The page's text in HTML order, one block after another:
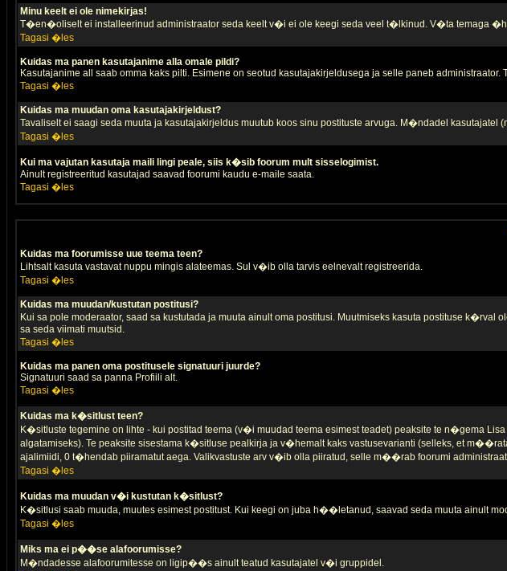
Minu keelt ei ole nimekirjas!
T�en�oliselt ei installeerinud administraator seda keelt v�i ei ole keegi seda veel t�lkinud. V�ta temaga
Tagasi �les
Kuidas ma panen kasutajanime alla omale pildi?
Kasutajanime all saab omma kaks pilti. Esimene on seotud kasutajakirjeldusega ja selle paneb
Tagasi �les
Kuidas ma muudan oma kasutajakirjeldust?
Tavaliselt ei saagi seda muuta ja kasutajakirjeldus muutub koos sinu postituste arvuga. M�ndadel
Tagasi �les
Kui ma vajutan kasutaja maili lingi peale, siis k�sib foorum mult sisselogimist.
Ainult registreeritud kasutajad saavad foorumi kaudu e-maile saata.
Tagasi �les
Kuidas ma foorumisse uue teema teen?
Lihtsalt kasuta vastavat nuppu mingis alateemas. Sul v�ib olla tarvis eelnevalt registreerida.
Tagasi �les
Kuidas ma muudan/kustutan postitusi?
Kui sa pole moderaator, saad sa kustutada ja muuta ainult oma postitusi. Muutmiseks kasuta postituse
sa seda viimati muutsid.
Tagasi �les
Kuidas ma panen oma postitusele signatuuri juurde?
Signatuuri saad sa panna Profiili alt.
Tagasi �les
Kuidas ma k�sitlust teen?
K�sitluste tegemine on lihte - kui postitad teema (v�i muudad teema esimest teadet) peaksite te n�gema
algatamiseks). Te peaksite sisestama k�sitluse pealkirja ja v�hemalt kaks vastusevarianti (selleks, et
ajalimiidi, 0 t�hendab piiramatut aega. Valikvastuste arv v�ib olla piiratud, selle m��rab foorumi
Tagasi �les
Kuidas ma muudan v�i kustutan k�sitlust?
K�sitlusi saab muuda, muutes esimest postitust. Kui keegi on juba h��letanud, saavad seda muuta ainult
Tagasi �les
Miks ma ei p��se alafoorumisse?
M�ndadesse alafoorumitesse on ligip��s ainult teatud kasutajatel v�i gruppidel.